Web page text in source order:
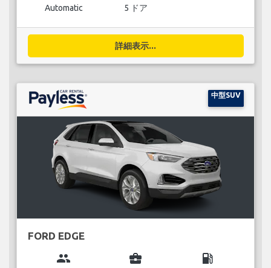
Automatic 5 ドア
詳細表示...
中型SUV
FORD EDGE
group business_center local_gas_station